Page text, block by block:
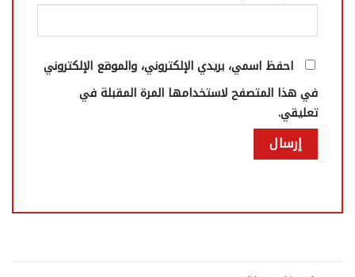
احفظ اسمي، بريدي الإلكتروني، والموقع الإلكتروني
في هذا المتصفح لاستخدامها المرة المقبلة في
تعليقي.